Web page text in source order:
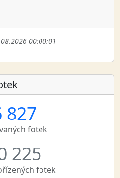
00:00:01
827
fotek
225
fotek